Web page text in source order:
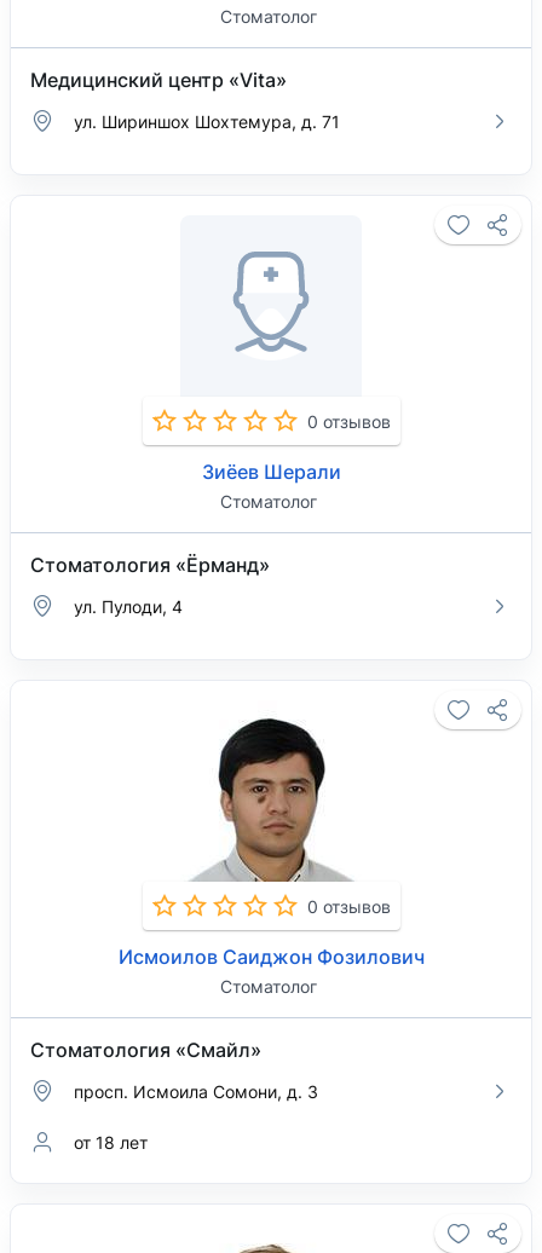
Стоматолог
Медицинский центр «Vita»
ул. Шириншох Шохтемура, д. 71
0 отзывов
Зиёев Шерали
Стоматолог
Стоматология «Ёрманд»
ул. Пулоди, 4
0 отзывов
Исмоилов Саиджон Фозилович
Стоматолог
Стоматология «Смайл»
просп. Исмоила Сомони, д. 3
от 18 лет